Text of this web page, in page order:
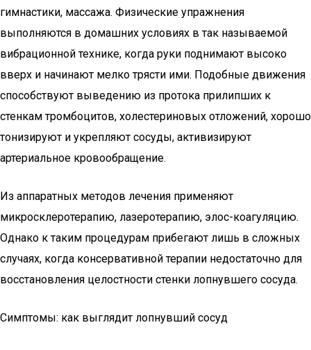
гимнастики, массажа. Физические упражнения
выполняются в домашних условиях в так называемой
вибрационной технике, когда руки поднимают высоко
вверх и начинают мелко трясти ими. Подобные движения
способствуют выведению из протока прилипших к
стенкам тромбоцитов, холестериновых отложений, хорошо
тонизируют и укрепляют сосуды, активизируют
артериальное кровообращение.
Из аппаратных методов лечения применяют
микросклеротерапию, лазеротерапию, элос-коагуляцию.
Однако к таким процедурам прибегают лишь в сложных
случаях, когда консервативной терапии недостаточно для
восстановления целостности стенки лопнувшего сосуда.
Симптомы: как выглядит лопнувший сосуд